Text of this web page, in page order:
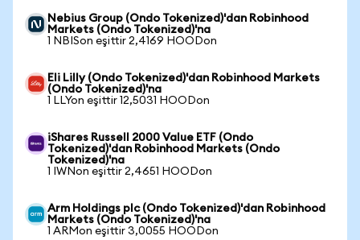
Nebius Group (Ondo Tokenized)'dan Robinhood
Markets (Ondo Tokenized)'na
1 NBISon eşittir 2,4169 HOODon
Eli Lilly (Ondo Tokenized)'dan Robinhood Markets
(Ondo Tokenized)'na
1 LLYon eşittir 12,5031 HOODon
iShares Russell 2000 Value ETF (Ondo
Tokenized)'dan Robinhood Markets (Ondo
Tokenized)'na
1 IWNon eşittir 2,4651 HOODon
Arm Holdings plc (Ondo Tokenized)'dan Robinhood
Markets (Ondo Tokenized)'na
1 ARMon eşittir 3,0055 HOODon